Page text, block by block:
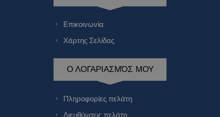
Επικοινωνία
Χάρτης Σελίδας
Ο ΛΟΓΑΡΙΑΣΜΌΣ ΜΟΥ
Πληροφορίες πελάτη
Διευθύνσεις πελάτη